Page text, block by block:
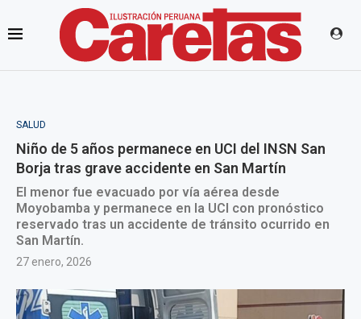
SALUD
Niño de 5 años permanece en UCI del INSN San
Borja tras grave accidente en San Martín
El menor fue evacuado por vía aérea desde
Moyobamba y permanece en la UCI con pronóstico
reservado tras un accidente de tránsito ocurrido en
San Martín.
27 enero, 2026